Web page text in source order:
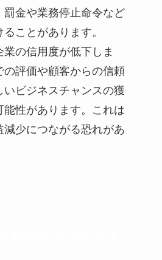
罰金や業務停止命令など
ことがあります。
の信用度が低下しま
の評価や顧客からの信頼
いビジネスチャンスの獲
性があります。これは
少につながる恐れがあ